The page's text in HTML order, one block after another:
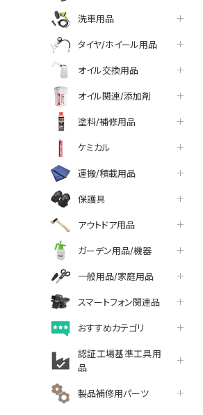
洗車用品
タイヤ/ホイール用品
オイル交換用品
オイル関連/添加剤
塗料/補修用品
ケミカル
運搬/積載用品
保護具
アウトドア用品
ガーデン用品/機器
一般用品/家庭用品
スマートフォン関連品
おすすめカテゴリ
認証工場基準工具用
品
製品補修用パーツ